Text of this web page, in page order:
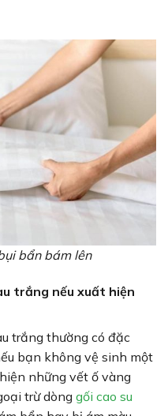
bẩn bám lên
trắng nếu xuất hiện
trắng thường có đặc
bạn không vệ sinh một
những vết ố vàng
trừ dònggối cao su